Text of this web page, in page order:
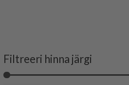
Filtreeri hinna järgi